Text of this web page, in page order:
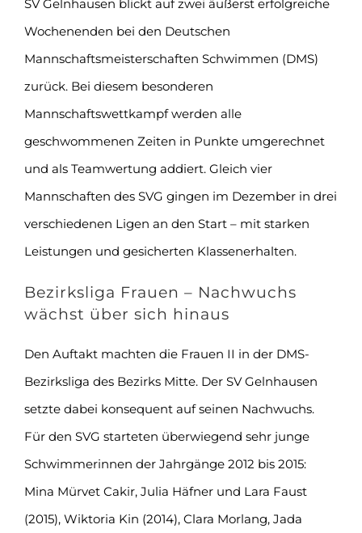
SV Gelnhausen blickt auf zwei äußerst erfolgreiche
Wochenenden bei den Deutschen
Mannschaftsmeisterschaften Schwimmen (DMS)
zurück. Bei diesem besonderen
Mannschaftswettkampf werden alle
geschwommenen Zeiten in Punkte umgerechnet
und als Teamwertung addiert. Gleich vier
Mannschaften des SVG gingen im Dezember in drei
verschiedenen Ligen an den Start – mit starken
Leistungen und gesicherten Klassenerhalten.
Bezirksliga Frauen – Nachwuchs
wächst über sich hinaus
Den Auftakt machten die Frauen II in der DMS-
Bezirksliga des Bezirks Mitte. Der SV Gelnhausen
setzte dabei konsequent auf seinen Nachwuchs.
Für den SVG starteten überwiegend sehr junge
Schwimmerinnen der Jahrgänge 2012 bis 2015:
Mina Mürvet Cakir, Julia Häfner und Lara Faust
(2015), Wiktoria Kin (2014), Clara Morlang, Jada